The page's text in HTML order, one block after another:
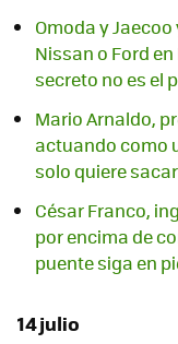
Omoda y
Nissan o Ford
secreto no es el
Mario Arnaldo,
actuando como
solo quiere
César Franco,
por encima de
puente siga en
14 julio